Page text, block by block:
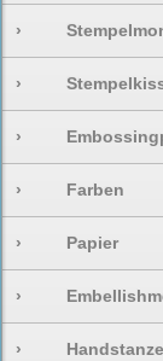
›
›
›
› Farben
› Papier
›
›